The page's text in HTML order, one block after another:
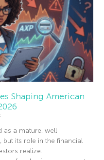
Shaping American
as a mature, well
its role in the financial
realize.